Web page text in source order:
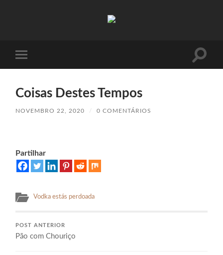
mobile
Toggle
Coisas Destes Tempos
NOVEMBRO 22, 2020 / 0 COMENTÁRIOS
Partilhar
Vodka estás perdoada
POST ANTERIOR
Pão com Chouriço